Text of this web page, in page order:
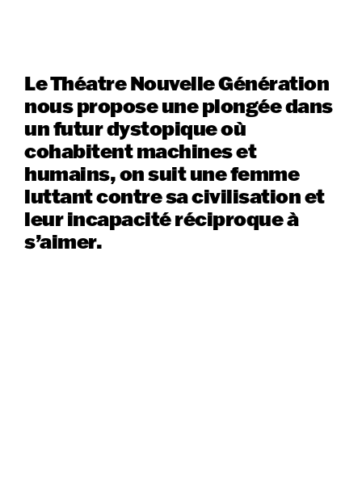
Le Théatre Nouvelle Génération
nous propose une plongée dans
un futur dystopique où
cohabitent machines et
humains, on suit une femme
luttant contre sa civilisation et
leur incapacité réciproque à
s’aimer.